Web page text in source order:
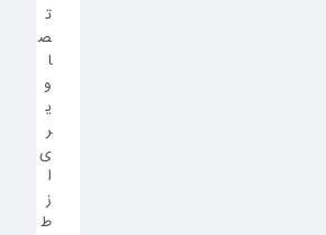
ت
ص
ا
و
ی
ر
ی
ا
ز
ط